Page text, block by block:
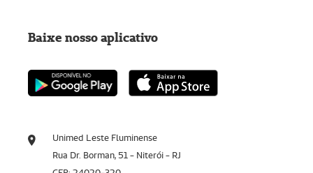
Unimed Leste Fluminense
Rua Dr. Borman, 51 - Niterói - RJ
Baixe nosso aplicativo